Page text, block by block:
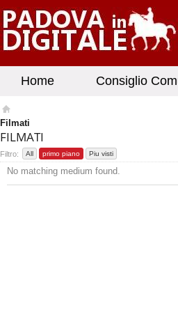
Home Consiglio
Filmati
FILMATI
Filtro: All primo piano Piu visti
No matching medium found.